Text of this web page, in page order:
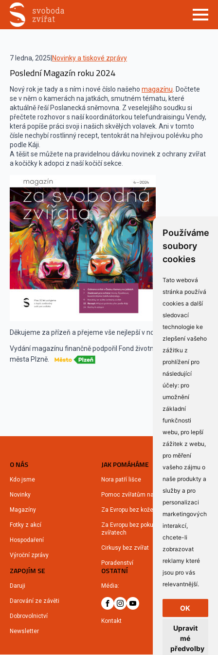
Používáme
soubory
cookies
Tato webová
stránka používá
cookies a další
sledovací
technologie ke
zlepšení vašeho
zážitku z
prohlížení pro
následující
účely: pro
umožnění
základní
funkčnosti
webu, pro lepší
zážitek z webu,
pro měření
vašeho zájmu o
naše produkty a
služby a pro
personalizaci
marketingových
interakcí,
chcete-li
zobrazovat
reklamy které
jsou pro vás
relevantnější.
OK
Upravit
mé
předvolby
7 ledna, 2025 Novinky a tiskové zprávy
Poslední Magazín roku 2024
Nový rok je tady a s ním i nové číslo našeho magazínu . Dočtete
se v něm o kamerách na jatkách, smutném tématu, které
aktuálně řeší Poslanecká sněmovna. Z veselejšího soudku si
přečtete rozhovor s naší koordinátorkou telefundraisingu Vendy,
která popíše práci svoji i našich skvělých volavek. Ani v tomto
čísle nechybí rostlinný recept, tentokrát na hřejivou polévku pho
podle Káji.
A těšit se můžete na pravidelnou dávku novinek z ochrany zvířat
a kočičky k adopci z naší kočičí sekce.
Děkujeme za přízeň a přejeme vše nejlepší v novém roce!
Vydání magazínu finančně podpořil Fond životního prostředí
města Plzně.
O NÁS
Kdo jsme
Novinky
Magazíny
Fotky z akcí
Hospodaření
Výroční zprávy
JAK POMÁHÁME
Nora patří lišce
Pomoc zvířatům na Ukrajině
Za Evropu bez kožešin
Za Evropu bez pokusů na
zvířatech
Cirkusy bez zvířat
Poradenství
ZAPOJÍM SE
Daruji
Darování ze závěti
Dobrovolnictví
Newsletter
OSTATNÍ
Média:
Kontakt